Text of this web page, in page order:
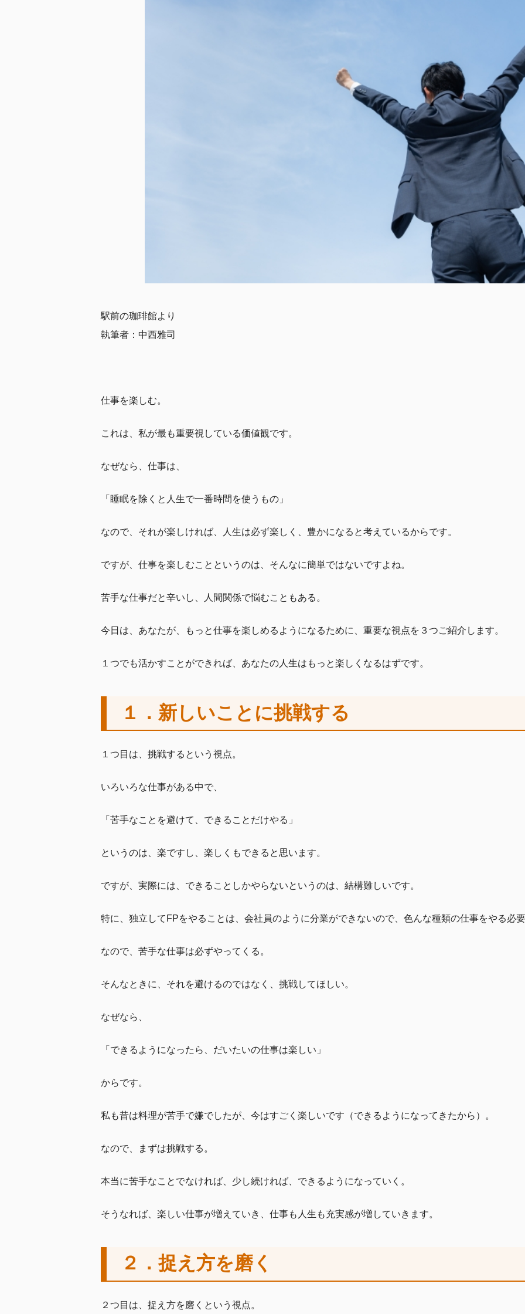
駅前の珈琲館より
執筆者：中西雅司
仕事を楽しむ。
これは、私が最も重要視している価値観です。
なぜなら、仕事は、
「睡眠を除くと人生で一番時間を使うもの」
なので、それが楽しければ、人生は必ず楽しく、豊かになると考えているからです。
ですが、仕事を楽しむことというのは、そんなに簡単ではないですよね。
苦手な仕事だと辛いし、人間関係で悩むこともある。
今日は、あなたが、もっと仕事を楽しめるようになるために、重要な視点を３つご紹介します。
１つでも活かすことができれば、あなたの人生はもっと楽しくなるはずです。
１．新しいことに挑戦する
１つ目は、挑戦するという視点。
いろいろな仕事がある中で、
「苦手なことを避けて、できることだけやる」
というのは、楽ですし、楽しくもできると思います。
ですが、実際には、できることしかやらないというのは、結構難しいです。
特に、独立してFPをやることは、会社員のように分業ができないので、色んな種類の仕事をやる必要
なので、苦手な仕事は必ずやってくる。
そんなときに、それを避けるのではなく、挑戦してほしい。
なぜなら、
「できるようになったら、だいたいの仕事は楽しい」
からです。
私も昔は料理が苦手で嫌でしたが、今はすごく楽しいです（できるようになってきたから）。
なので、まずは挑戦する。
本当に苦手なことでなければ、少し続ければ、できるようになっていく。
そうなれば、楽しい仕事が増えていき、仕事も人生も充実感が増していきます。
２．捉え方を磨く
２つ目は、捉え方を磨くという視点。